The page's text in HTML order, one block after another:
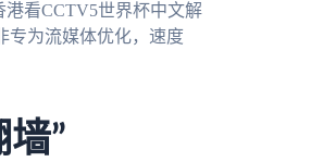
港看CCTV5世界杯中文解
专为流媒体优化，速度
”